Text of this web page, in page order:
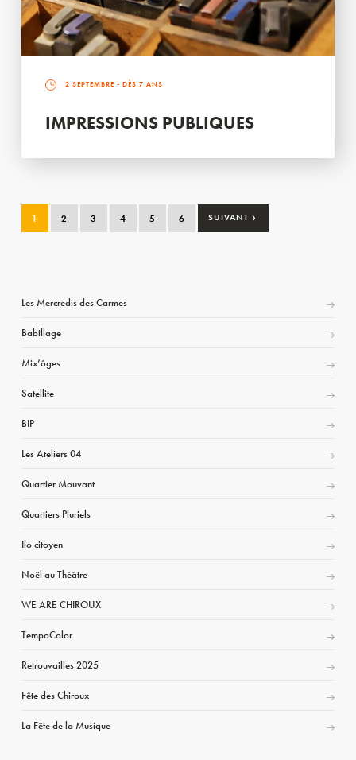
2 SEPTEMBRE - DÈS 7 ANS
IMPRESSIONS PUBLIQUES
1 2 3 4 5 6 SUIVANT ›
Les Mercredis des Carmes
Babillage
Mix’âges
Satellite
BIP
Les Ateliers 04
Quartier Mouvant
Quartiers Pluriels
Ilo citoyen
Noël au Théâtre
WE ARE CHIROUX
TempoColor
Retrouvailles 2025
Fête des Chiroux
La Fête de la Musique